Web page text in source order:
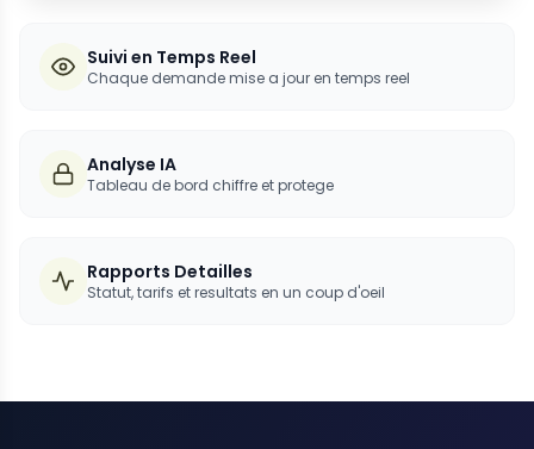
Suivi en Temps Reel
Chaque demande mise a jour en temps reel
Analyse IA
Tableau de bord chiffre et protege
Rapports Detailles
Statut, tarifs et resultats en un coup d'oeil